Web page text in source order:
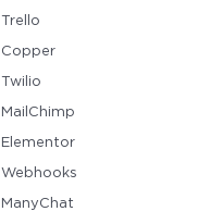
Trello
Copper
Twilio
MailChimp
Elementor
Webhooks
ManyChat